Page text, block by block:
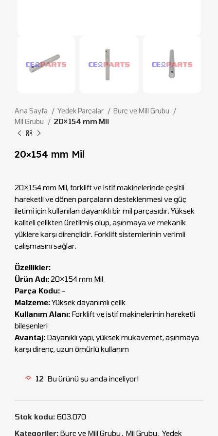
Ana Sayfa Yedek Parçalar
Burç ve Mill Grubu
Mil Grubu
20×154 mm Mil
20×154 mm Mil
20×154 mm Mil, forklift ve istif makinelerinde çeşitli
hareketli ve dönen parçaların desteklenmesi ve güç
iletimi için kullanılan dayanıklı bir mil parçasıdır. Yüksek
kaliteli çelikten üretilmiş olup, aşınmaya ve mekanik
yüklere karşı dirençlidir. Forklift sistemlerinin verimli
çalışmasını sağlar.
Özellikler:
Ürün Adı: 20×154 mm Mil
Parça Kodu: –
Malzeme:Yüksek dayanımlı çelik
Kullanım Alanı: Forklift ve istif makinelerinin hareketli
bileşenleri
Avantaj: Dayanıklı yapı, yüksek mukavemet, aşınmaya
karşı direnç, uzun ömürlü kullanım
12 Bu ürünü şu anda inceliyor!
Stok kodu: 603.070
Kategoriler: Burç ve Mill Grubu, Mil Grubu, Yedek